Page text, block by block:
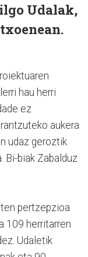
Udalak,
hau herri
ez
aukera
udaz geroztik
Bi-biak Zabalduz
pertzepzioa
109 herritarren
Udaletik